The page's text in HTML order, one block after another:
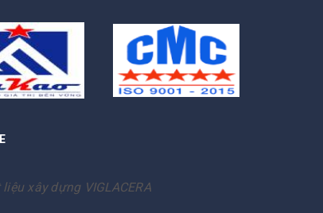
liệu xây dựng VIGLACERA